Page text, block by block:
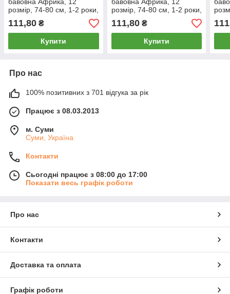
бавовна Африка, 12
розмір, 74-80 см, 1-2 роки,
кольорові, 08127
111,80 ₴
Купити
бавовна Африка, 12
розмір, 74-80 см, 1-2 роки,
кружечки бірюзові, 08140
111,80₴
Купити
Про нас
100% позитивних з 701 відгука за рік
Працює з 08.03.2013
м. Суми
Суми, Україна
Контакти
Сьогодні працює з 08:00 до 17:00
Показати весь графік роботи
Про нас
Контакти
Доставка та оплата
Графік роботи